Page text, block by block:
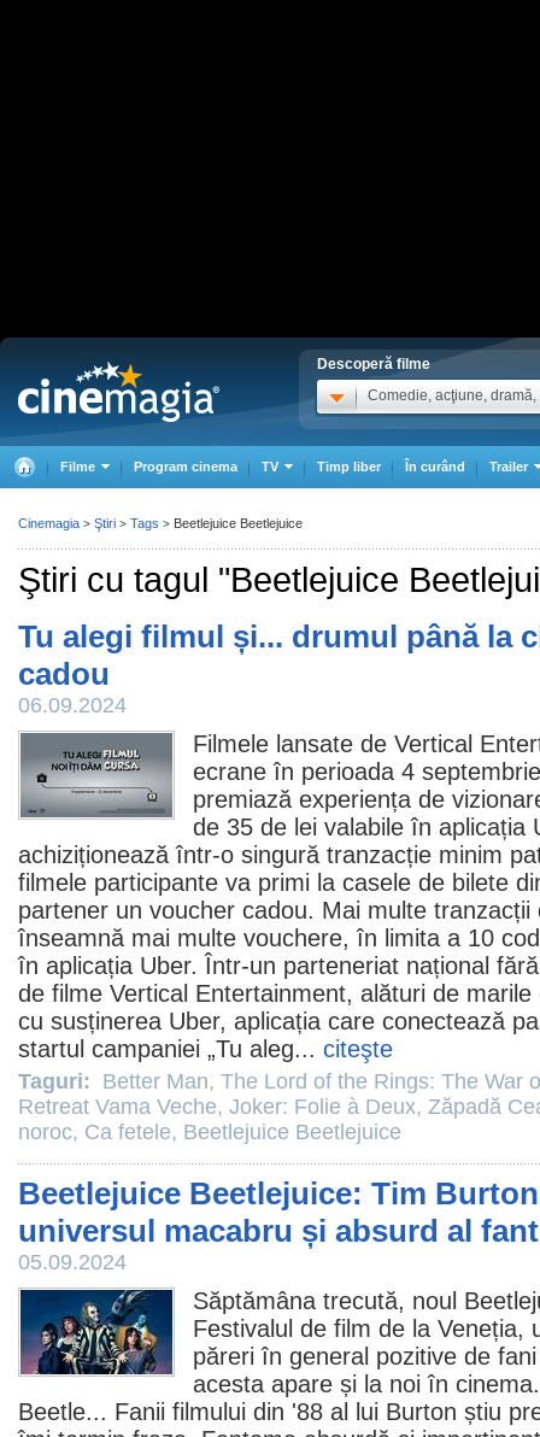
Descoperă filme
Comedie, acţiune, dramă,
Filme Program cinema TV Timp liber În curând Trailer
Ştiri cu tagul "Beetlejuice
Tu alegi filmul și... drumul până la
cadou
06.09.2024
Filmele lansate de Vertical
ecrane în perioada 4
premiază experiența de
de 35 de lei valabile în aplicația
achiziționează într-o singură tranzacție minim
filmele participante va primi la casele de bilete
partener un voucher cadou. Mai multe
înseamnă mai multe vouchere, în limita a 10
în aplicația Uber. Într-un parteneriat național
de filme Vertical Entertainment, alături de marile
cu susținerea Uber, aplicația care conectează
startul campaniei „Tu aleg... citeşte
Taguri: Better Man, The Lord of the Rings: The War
Retreat Vama Veche, Joker: Folie à Deux, Zăpadă
noroc, Ca fetele, Beetlejuice Beetlejuice
Beetlejuice Beetlejuice: Tim
universul macabru și absurd al
05.09.2024
Săptămâna trecută, noul
Festivalul de film de la Veneția,
păreri în general pozitive de
acesta apare și la noi în cinema
Beetle... Fanii filmului din '88 al lui Burton știu
Cinemagia > Ştiri > Tags > Beetlejuice Beetlejuice